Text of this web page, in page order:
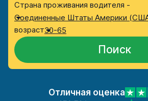
Страна проживания водителя -
Соединенные Штаты Америки
возраст30-65
Поиск
Отличная оценка